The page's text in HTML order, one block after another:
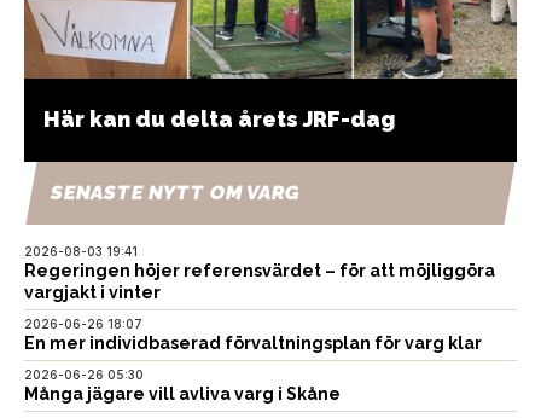
Här kan du delta årets JRF-dag
SENASTE NYTT OM VARG
2026-08-03 19:41
Regeringen höjer referensvärdet – för att möjliggöra
vargjakt i vinter
2026-06-26 18:07
En mer individbaserad förvaltningsplan för varg klar
2026-06-26 05:30
Många jägare vill avliva varg i Skåne